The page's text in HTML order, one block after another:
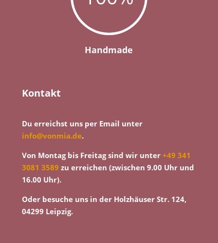
Handmade
Kontakt
Du erreichst uns per Email unter
info@vonmia.de.
Von Montag bis Freitag sind wir unter +49 341
3081 3589 zu erreichen (zwischen 9.00 Uhr und
16.00 Uhr).
Oder besuche uns in der Holzhäuser Str. 124,
04299 Leipzig.